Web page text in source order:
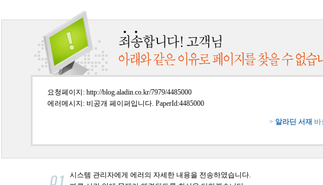
요청페이지: http://blog.aladin.co.kr/7979/4485000
에러메시지: 비공개 페이퍼입니다. PaperId:4485000
> 알라딘 서재 바
시스템 관리자에게 에러의 자세한 내용을 전송하였습니다.